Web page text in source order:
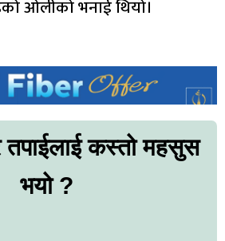
ओलीको भनाई थियो।
तपाईलाई कस्तो महसुस
भयो ?